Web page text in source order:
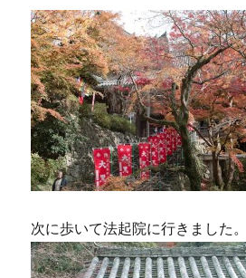
次に歩いて法起院に行きました。